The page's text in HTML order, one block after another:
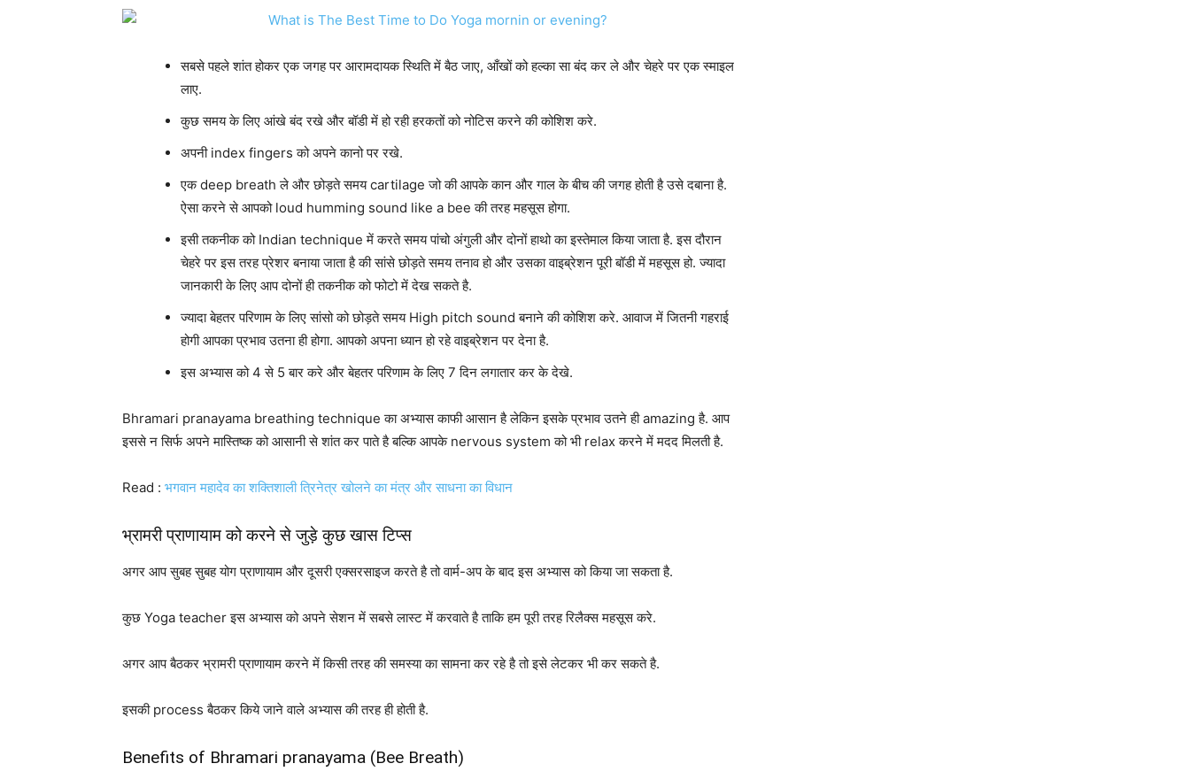
सबसे पहले शांत होकर एक जगह पर आरामदायक स्थिति में बैठ जाए, आँखों को हल्का सा बंद कर ले और चेहरे पर एक स्माइल
लाए.
कुछ समय के लिए आंखे बंद रखे और बॉडी में हो रही हरकतों को नोटिस करने की कोशिश करे.
अपनी index fingers को अपने कानो पर रखे.
एक deep breath ले और छोड़ते समय cartilage जो की आपके कान और गाल के बीच की जगह होती है उसे दबाना है.
ऐसा करने से आपको loud humming sound like a bee की तरह महसूस होगा.
इसी तकनीक को Indian technique में करते समय पांचो अंगुली और दोनों हाथो का इस्तेमाल किया जाता है. इस दौरान
चेहरे पर इस तरह प्रेशर बनाया जाता है की सांसे छोड़ते समय तनाव हो और उसका वाइब्रेशन पूरी बॉडी में महसूस हो. ज्यादा
जानकारी के लिए आप दोनों ही तकनीक को फोटो में देख सकते है.
ज्यादा बेहतर परिणाम के लिए सांसो को छोड़ते समय High pitch sound बनाने की कोशिश करे. आवाज में जितनी गहराई
होगी आपका प्रभाव उतना ही होगा. आपको अपना ध्यान हो रहे वाइब्रेशन पर देना है.
इस अभ्यास को 4 से 5 बार करे और बेहतर परिणाम के लिए 7 दिन लगातार कर के देखे.
Bhramari pranayama breathing technique का अभ्यास काफी आसान है लेकिन इसके प्रभाव उतने ही amazing है. आप
इससे न सिर्फ अपने मास्तिष्क को आसानी से शांत कर पाते है बल्कि आपके nervous system को भी relax करने में मदद मिलती है.
Read : भगवान महादेव का शक्तिशाली त्रिनेत्र खोलने का मंत्र और साधना का विधान
भ्रामरी प्राणायाम को करने से जुड़े कुछ खास टिप्स
अगर आप सुबह सुबह योग प्राणायाम और दूसरी एक्सरसाइज करते है तो वार्म-अप के बाद इस अभ्यास को किया जा सकता है.
कुछ Yoga teacher इस अभ्यास को अपने सेशन में सबसे लास्ट में करवाते है ताकि हम पूरी तरह रिलैक्स महसूस करे.
अगर आप बैठकर भ्रामरी प्राणायाम करने में किसी तरह की समस्या का सामना कर रहे है तो इसे लेटकर भी कर सकते है.
इसकी process बैठकर किये जाने वाले अभ्यास की तरह ही होती है.
Benefits of Bhramari pranayama (Bee Breath)